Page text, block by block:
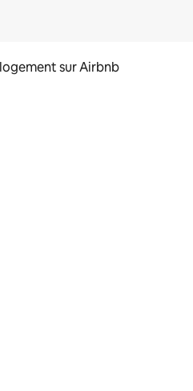
sur Airbnb